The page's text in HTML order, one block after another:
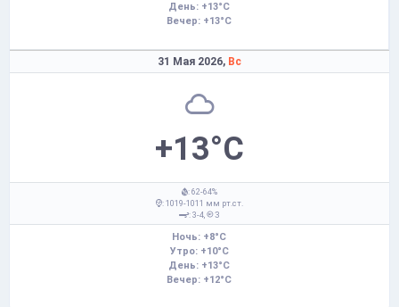
День: +13°C
Вечер: +13°C
31 Мая 2026, Вс
+13°C
: 62-64%
: 1019-1011 мм рт.ст.
: 3-4,
З
Ночь: +8°C
Утро: +10°C
День: +13°C
Вечер: +12°C